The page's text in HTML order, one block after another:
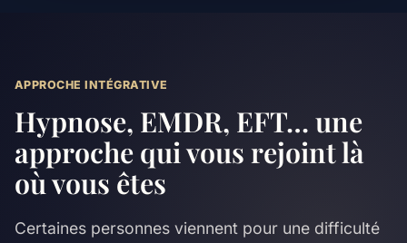
APPROCHE INTÉGRATIVE
Hypnose, EMDR, EFT… une
approche qui vous rejoint là
où vous êtes
Certaines personnes viennent pour une difficulté